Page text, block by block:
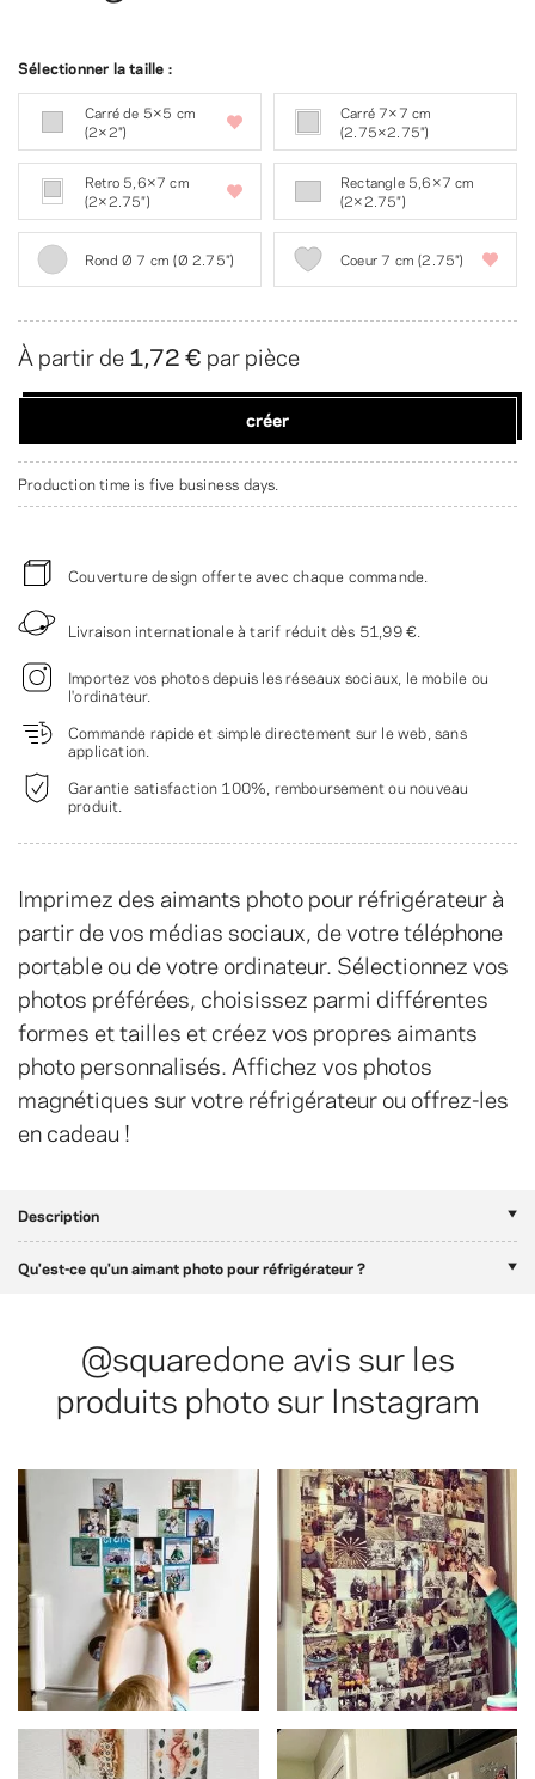
Imprimez des aimants photo pour réfrigérateur à
partir de vos médias sociaux, de votre téléphone
portable ou de votre ordinateur. Sélectionnez vos
photos préférées, choisissez parmi différentes
formes et tailles et créez vos propres aimants
photo personnalisés. Affichez vos photos
magnétiques sur votre réfrigérateur ou offrez-les
en cadeau !
Sélectionner la taille :
Carré de 5×5 cm
(2×2″)
Carré 7×7 cm
(2.75×2.75″)
Retro 5,6×7 cm
(2×2.75″)
Rectangle 5,6×7 cm
(2×2.75″)
Rond Ø 7 cm (Ø 2.75″) Coeur 7 cm (2.75″)
À partir de1,72 € par pièce
créer
Production time is five business days.
Couverture design offerte avec chaque commande.
Livraison internationale à tarif réduit dès 51,99 €
Importez vos photos depuis les réseaux sociaux, le mobile ou
l'ordinateur.
Commande rapide et simple directement sur le web, sans
application.
Garantie satisfaction 100%, remboursement ou nouveau
produit.
Description
Qu'est-ce qu'un aimant photo pour réfrigérateur ?
@squaredone avis sur les
produits photo sur Instagram